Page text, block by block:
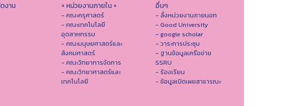
งาน + หน่วยงานภายใน +
- คณะครุศาสตร์
- คณะเทคโนโลยี
อุตสาหกรรม
- คณะมนุษยศาสตร์และ
สังคมศาสตร์
- คณะวิทยาการจัดการ
- คณะวิทยาศาสตร์และ
เทคโนโลยี
อื่นๆ
- ลิ้งหน่วยงานภายนอก
- Good University
- google scholar
- วาระการประชุม
- ฐานข้อมูลเครือข่าย
SSRU
- ร้องเรียน
- ข้อมูลเปิดเผยสาธารณะ